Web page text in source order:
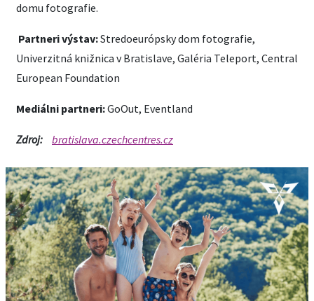
domu fotografie.
Partneri výstav:Stredoeurópsky dom fotografie,
Univerzitná knižnica v Bratislave, Galéria Teleport, Central
European Foundation
Mediálni partneri:GoOut, Eventland
Zdroj: bratislava.czechcentres.cz